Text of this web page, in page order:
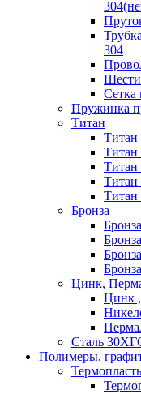
304
Сетка
Пружинка
Титан
Титан
Титан
Титан
Титан
Бронза
Цинк,
Цинк
Сталь
Полимеры,